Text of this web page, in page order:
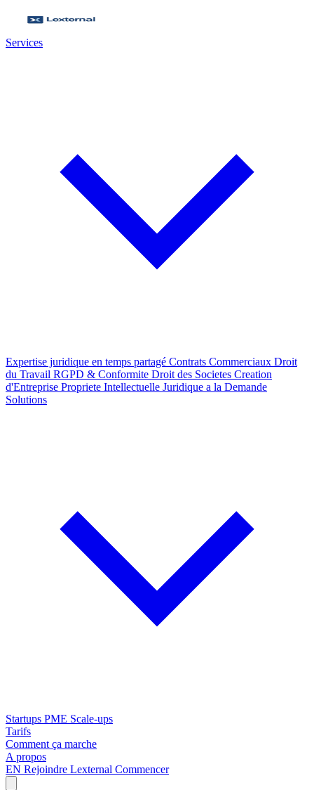
Services
Expertise juridique en temps partagé Contrats Commerciaux Droit
du Travail RGPD & Conformite Droit des Societes Creation
d'Entreprise Propriete Intellectuelle Juridique a la Demande
Solutions
Startups PME Scale-ups
Tarifs
Comment ça marche
A propos
EN Rejoindre Lexternal Commencer